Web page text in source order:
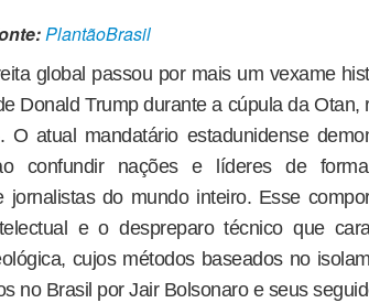
PlantãoBrasil
global passou por mais um vexame
Donald Trump durante a cúpula da Otan,
O atual mandatário estadunidense
confundir nações e líderes de
jornalistas do mundo inteiro. Esse
e o despreparo técnico que
cujos métodos baseados no
no Brasil por Jair Bolsonaro e seus